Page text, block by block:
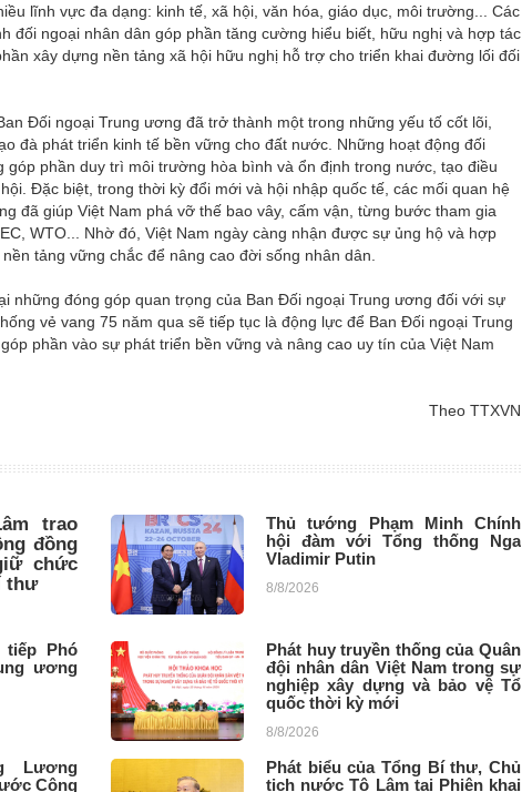
lĩnh vực đa dạng: kinh tế, xã hội, văn hóa, giáo dục, môi trường... Các
đối ngoại nhân dân góp phần tăng cường hiểu biết, hữu nghị và hợp tác
xây dựng nền tảng xã hội hữu nghị hỗ trợ cho triển khai đường lối đối
Đối ngoại Trung ương đã trở thành một trong những yếu tố cốt lõi,
đà phát triển kinh tế bền vững cho đất nước. Những hoạt động đối
phần duy trì môi trường hòa bình và ổn định trong nước, tạo điều
Đặc biệt, trong thời kỳ đổi mới và hội nhập quốc tế, các mối quan hệ
đã giúp Việt Nam phá vỡ thế bao vây, cấm vận, từng bước tham gia
WTO... Nhờ đó, Việt Nam ngày càng nhận được sự ủng hộ và hợp
tảng vững chắc để nâng cao đời sống nhân dân.
những đóng góp quan trọng của Ban Đối ngoại Trung ương đối với sự
vẻ vang 75 năm qua sẽ tiếp tục là động lực để Ban Đối ngoại Trung
phần vào sự phát triển bền vững và nâng cao uy tín của Việt Nam
Theo TTXVN
trao
đồng
chức
thư
Thủ tướng Phạm Minh Chính
hội đàm với Tổng thống Nga
Vladimir Putin
8/8/2026
Phó
ương
Phát huy truyền thống của Quân
đội nhân dân Việt Nam trong sự
nghiệp xây dựng và bảo vệ Tổ
quốc thời kỳ mới
8/8/2026
Lương
Cộng
Phát biểu của Tổng Bí thư, Chủ
tịch nước Tô Lâm tại Phiên khai